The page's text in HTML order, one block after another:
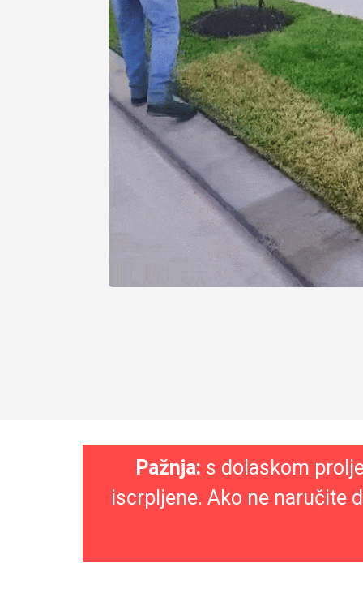
Pažnja: s dolaskom
iscrpljene. Ako ne naručite